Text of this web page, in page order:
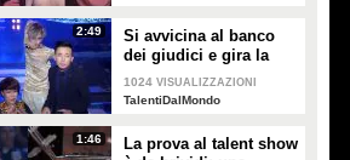
2:49
Si avvicina al banco
dei giudici e gira la
testa indietro
terrorizzando i presenti
1024 VISUALIZZAZIONI
TalentiDalMondo
1:46
La prova al talent show